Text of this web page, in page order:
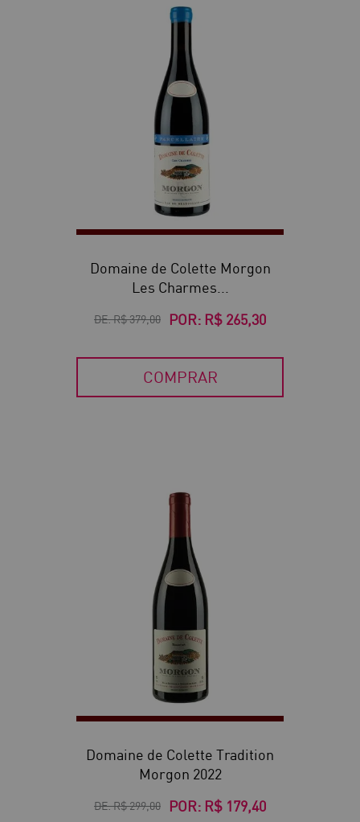
Domaine de Colette Morgon
Les Charmes...
DE:R$ 379,00 POR: R$ 265,30
COMPRAR
Domaine de Colette Tradition
Morgon 2022
DE:R$ 299,00 POR: R$ 179,40